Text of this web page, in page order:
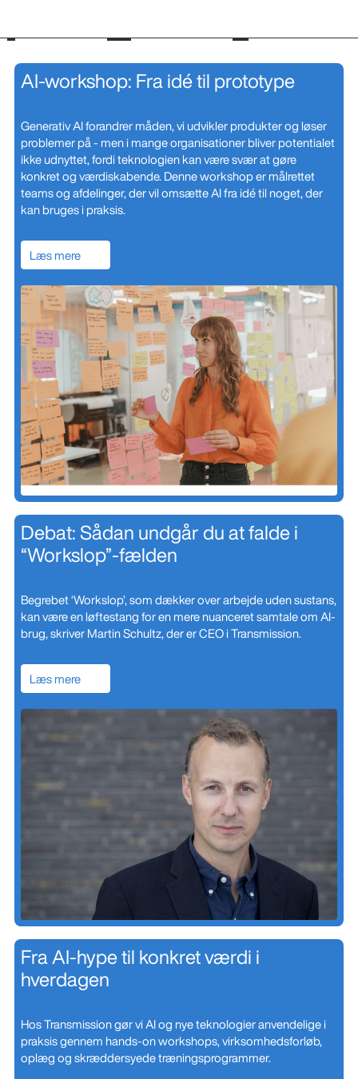
AI-workshop: Fra idé til prototype
Generativ AI forandrer måden, vi udvikler produkter og løser
problemer på - men i mange organisationer bliver potentialet
ikke udnyttet, fordi teknologien kan være svær at gøre
konkret og værdiskabende. Denne workshop er målrettet
teams og afdelinger, der vil omsætte AI fra idé til noget, der
kan bruges i praksis.
Læs mere
Debat: Sådan undgår du at falde i
“Workslop”-fælden
Begrebet ‘Workslop’, som dækker over arbejde uden sustans,
kan være en løftestang for en mere nuanceret samtale om AI-
brug, skriver Martin Schultz, der er CEO i Transmission.
Læs mere
Fra AI-hype til konkret værdi i
hverdagen
Hos Transmission gør vi AI og nye teknologier anvendelige i
praksis gennem hands-on workshops, virksomhedsforløb,
oplæg og skræddersyede træningsprogrammer.